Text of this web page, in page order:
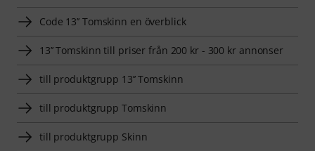
Code 13’’ Tomskinn en överblick
13’’ Tomskinn till priser från 200 kr - 300 kr annonser
till produktgrupp 13’’ Tomskinn
till produktgrupp Tomskinn
till produktgrupp Skinn